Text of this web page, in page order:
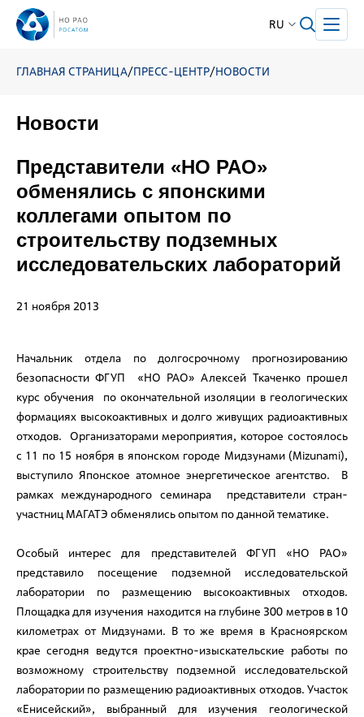
RU
ГЛАВНАЯ СТРАНИЦА/ПРЕСС-ЦЕНТР/НОВОСТИ
Новости
Представители «НО РАО»
обменялись с японскими
коллегами опытом по
строительству подземных
исследовательских лабораторий
21 ноября 2013
Начальник отдела по долгосрочному прогнозированию
безопасности ФГУП «НО РАО» Алексей Ткаченко прошел
курс обучения по окончательной изоляции в геологических
формациях высокоактивных и долго живущих радиоактивных
отходов. Организаторами мероприятия, которое состоялось
с 11 по 15 ноября в японском городе Мидзунами (Mizunami),
выступило Японское атомное энергетическое агентство. В
рамках международного семинара представители стран-
участниц МАГАТЭ обменялись опытом по данной тематике.
Особый интерес для представителей ФГУП «НО РАО»
представило посещение подземной исследовательской
лаборатории по размещению высокоактивных отходов.
Площадка для изучения находится на глубине 300 метров в 10
километрах от Мидзунами. В то же время в Красноярском
крае сегодня ведутся проектно-изыскательские работы по
возможному строительству подземной исследовательской
лаборатории по размещению радиоактивных отходов. Участок
«Енисейский», выбранный для изучения геологической